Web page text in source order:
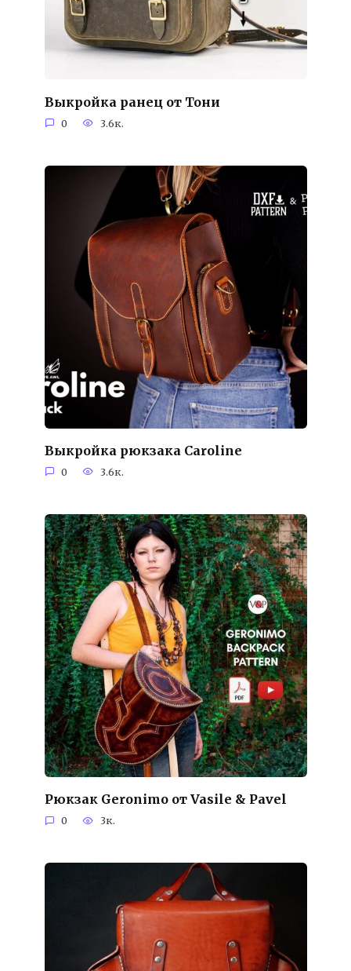
Выкройка ранец от Тони
0 3.6к.
Выкройка рюкзака Caroline
0 3.6к.
Рюкзак Geronimo от Vasile & Pavel
0 3к.